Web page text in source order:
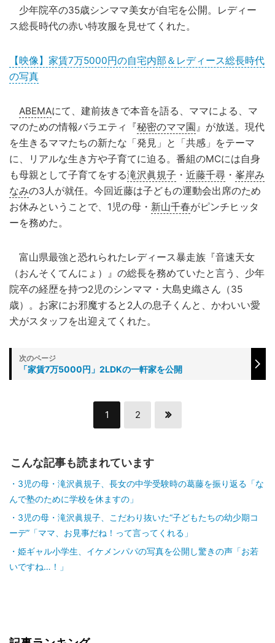
少年院卒の35歳シンママ美女が自宅を公開。レディー
ス総長時代の赤い特攻服を見せてくれた。
【映像】家賃7万5000円の自宅内部＆レディース総長時代
の写真
ABEMAにて、建前抜きで本音を語る、ママによる、マ
マのための情報バラエティ『秘密のママ園』が放送。現代
を生きるママたちの新たな「発見」と「共感」をテーマ
に、リアルな生き方や子育てに迫る。番組のMCには自身
も母親として子育てをする滝沢眞規子 ・ 近藤千尋 ・ 峯岸み
なみの3人が就任。今回近藤は子どもの運動会出席のため
お休みということで、1児の母・ 新山千春がピンチヒッタ
ーを務めた。
富山県最強と恐れられたレディース暴走族『音速天女
（おんそくてんにょ）』の総長を務めていたと言う、少年
院卒の経歴を持つ2児のシンママ・大島史織さん（35
歳）。お家にお邪魔すると2人の息子くんと、かわいい愛
犬がスタッフを出迎えてくれた。
「家賃7万5000円」2LDKの一軒家を公開
1 2
こんな記事も読まれています
3児の母・滝沢眞規子、長女の中学受験時の葛藤を振り返る「な
んで塾のために学校を休ますの」
3児の母・滝沢眞規子、こだわり抜いた“子どもたちの幼少期コ
ーデ”「ママ、お見事だね！って言ってくれる」
姫ギャル小学生、イケメンパパの写真を公開し驚きの声「お若
いですね…！」